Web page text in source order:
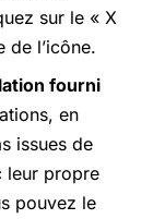
sur le « X
de l’icône.
fourni
en
issues de
leur propre
pouvez le